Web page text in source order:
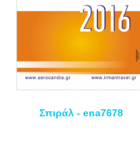
Σπιράλ - ena7678